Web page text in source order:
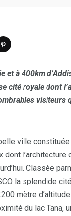
et à 400km
cité royale dont
visiteurs
ville
dont l’architecture
Classée
la splendide
mètre
du lac Tana,